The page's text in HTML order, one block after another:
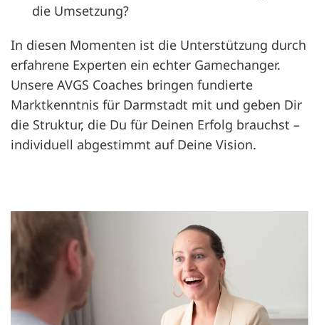
die Umsetzung?
In diesen Momenten ist die Unterstützung durch
erfahrene Experten ein echter Gamechanger.
Unsere AVGS Coaches bringen fundierte
Marktkenntnis für Darmstadt mit und geben Dir
die Struktur, die Du für Deinen Erfolg brauchst –
individuell abgestimmt auf Deine Vision.